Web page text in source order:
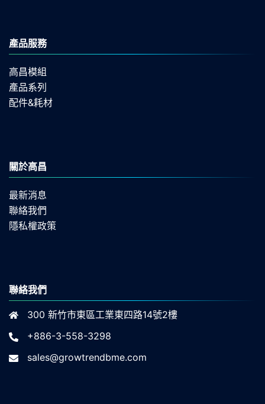
產品服務
高昌模組
產品系列
配件&耗材
關於高昌
最新消息
聯絡我們
隱私權政策
聯絡我們
300 新竹市東區工業東四路14號2樓
+886-3-558-3298
sales@growtrendbme.com